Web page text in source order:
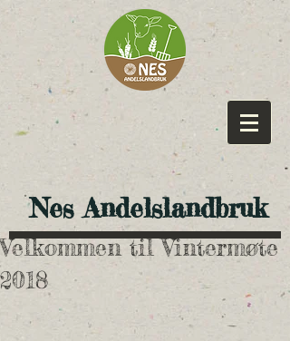
Andelslandbruk
Velkommen til Vintermøte
2018